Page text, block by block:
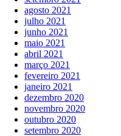
agosto 2021
julho 2021
junho 2021
maio 2021
abril 2021
março 2021
fevereiro 2021
janeiro 2021
dezembro 2020
novembro 2020
outubro 2020
setembro 2020